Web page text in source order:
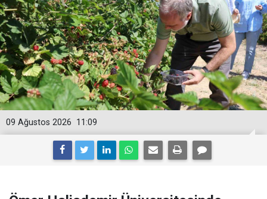
11:09
09 Ağustos 2026